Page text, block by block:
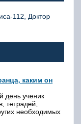
112, Доктор
каким он
день ученик
тетрадей,
необходимых